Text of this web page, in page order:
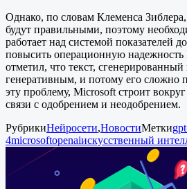
Однако, по словам Клеменса
будут правильными, поэтому
работает над системой показателей
повысить операционную
отметил, что текст,
генеративным, и потому его сложно
эту проблему, Microsoft строит
связи с одобрением и неодобрением.
РубрикиНейросети,НовостиМетки
4microsoftopenaiискусственный